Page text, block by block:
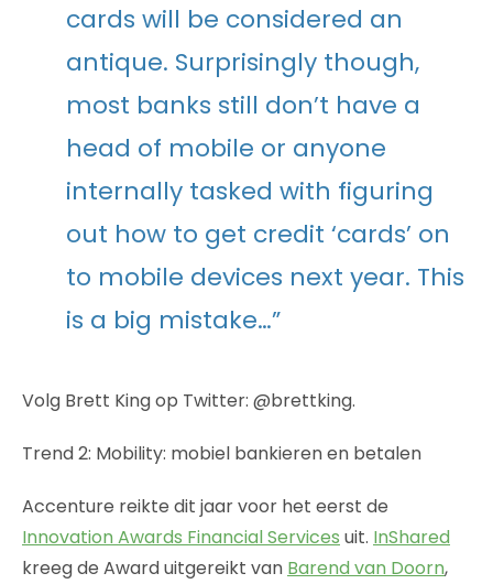
cards will be considered an
antique. Surprisingly though,
most banks still don’t have a
head of mobile or anyone
internally tasked with figuring
out how to get credit ‘cards’ on
to mobile devices next year. This
is a big mistake…”
Volg Brett King op Twitter: @brettking.
Trend 2: Mobility: mobiel bankieren en betalen
Accenture reikte dit jaar voor het eerst de
Innovation Awards Financial Services uit. InShared
kreeg de Award uitgereikt van Barend van Doorn,